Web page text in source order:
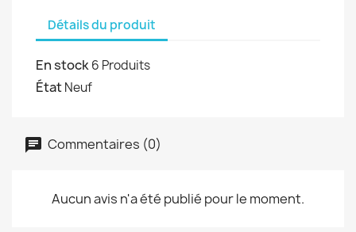
Détails du produit
En stock6 Produits
ÉtatNeuf
Commentaires (0)
Aucun avis n'a été publié pour le moment.